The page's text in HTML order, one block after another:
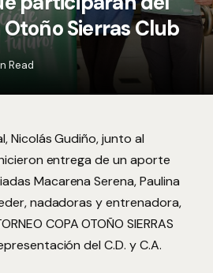
Sierras Club
Read
Nicolás Gudiño, junto al
entrega de un aporte
Macarena Serena, Paulina
nadadoras y entrenadora,
COPA OTOÑO SIERRAS
del C.D. y C.A.